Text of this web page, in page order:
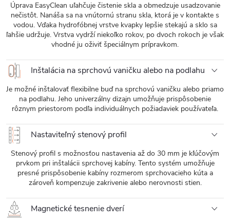
Úprava EasyClean uľahčuje čistenie skla a obmedzuje usadzovanie
nečistôt. Nanáša sa na vnútornú stranu skla, ktorá je v kontakte s
vodou. Vďaka hydrofóbnej vrstve kvapky lepšie stekajú a sklo sa
ľahšie udržuje. Vrstva vydrží niekoľko rokov, po dvoch rokoch je však
vhodné ju oživiť špeciálnym prípravkom.
Inštalácia na sprchovú vaničku alebo na podlahu
Je možné inštalovať flexibilne buď na sprchovú vaničku alebo priamo
na podlahu. Jeho univerzálny dizajn umožňuje prispôsobenie
rôznym priestorom podľa individuálnych požiadaviek používateľa.
Nastaviteľný stenový profil
Stenový profil s možnosťou nastavenia až do 30 mm je kľúčovým
prvkom pri inštalácii sprchovej kabíny. Tento systém umožňuje
presné prispôsobenie kabíny rozmerom sprchovacieho kúta a
zároveň kompenzuje zakrivenie alebo nerovnosti stien.
Magnetické tesnenie dverí